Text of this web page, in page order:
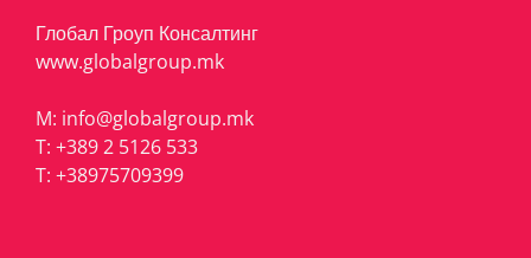
Глобал Гроуп Консалтинг
www.globalgroup.mk
M: info@globalgroup.mk
T: +389 2 5126 533
T: +38975709399